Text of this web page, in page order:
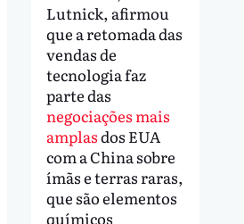
Lutnick, afirmou
que a retomada das
vendas de
tecnologia faz
parte das
negociações mais
amplasdos EUA
com a China sobre
ímãs e terras raras,
que são elementos
químicos